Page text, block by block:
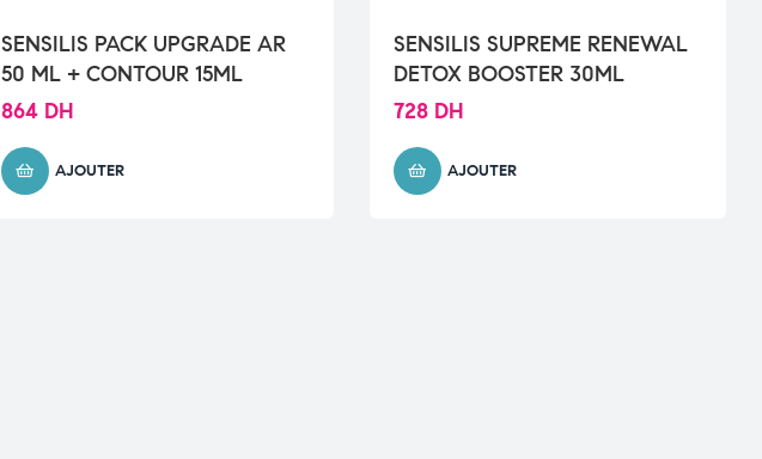
SENSILIS PACK UPGRADE AR
50 ML + CONTOUR 15ML
864 DH
AJOUTER
SENSILIS SUPREME RENEWAL
DETOX BOOSTER 30ML
728 DH
AJOUTER